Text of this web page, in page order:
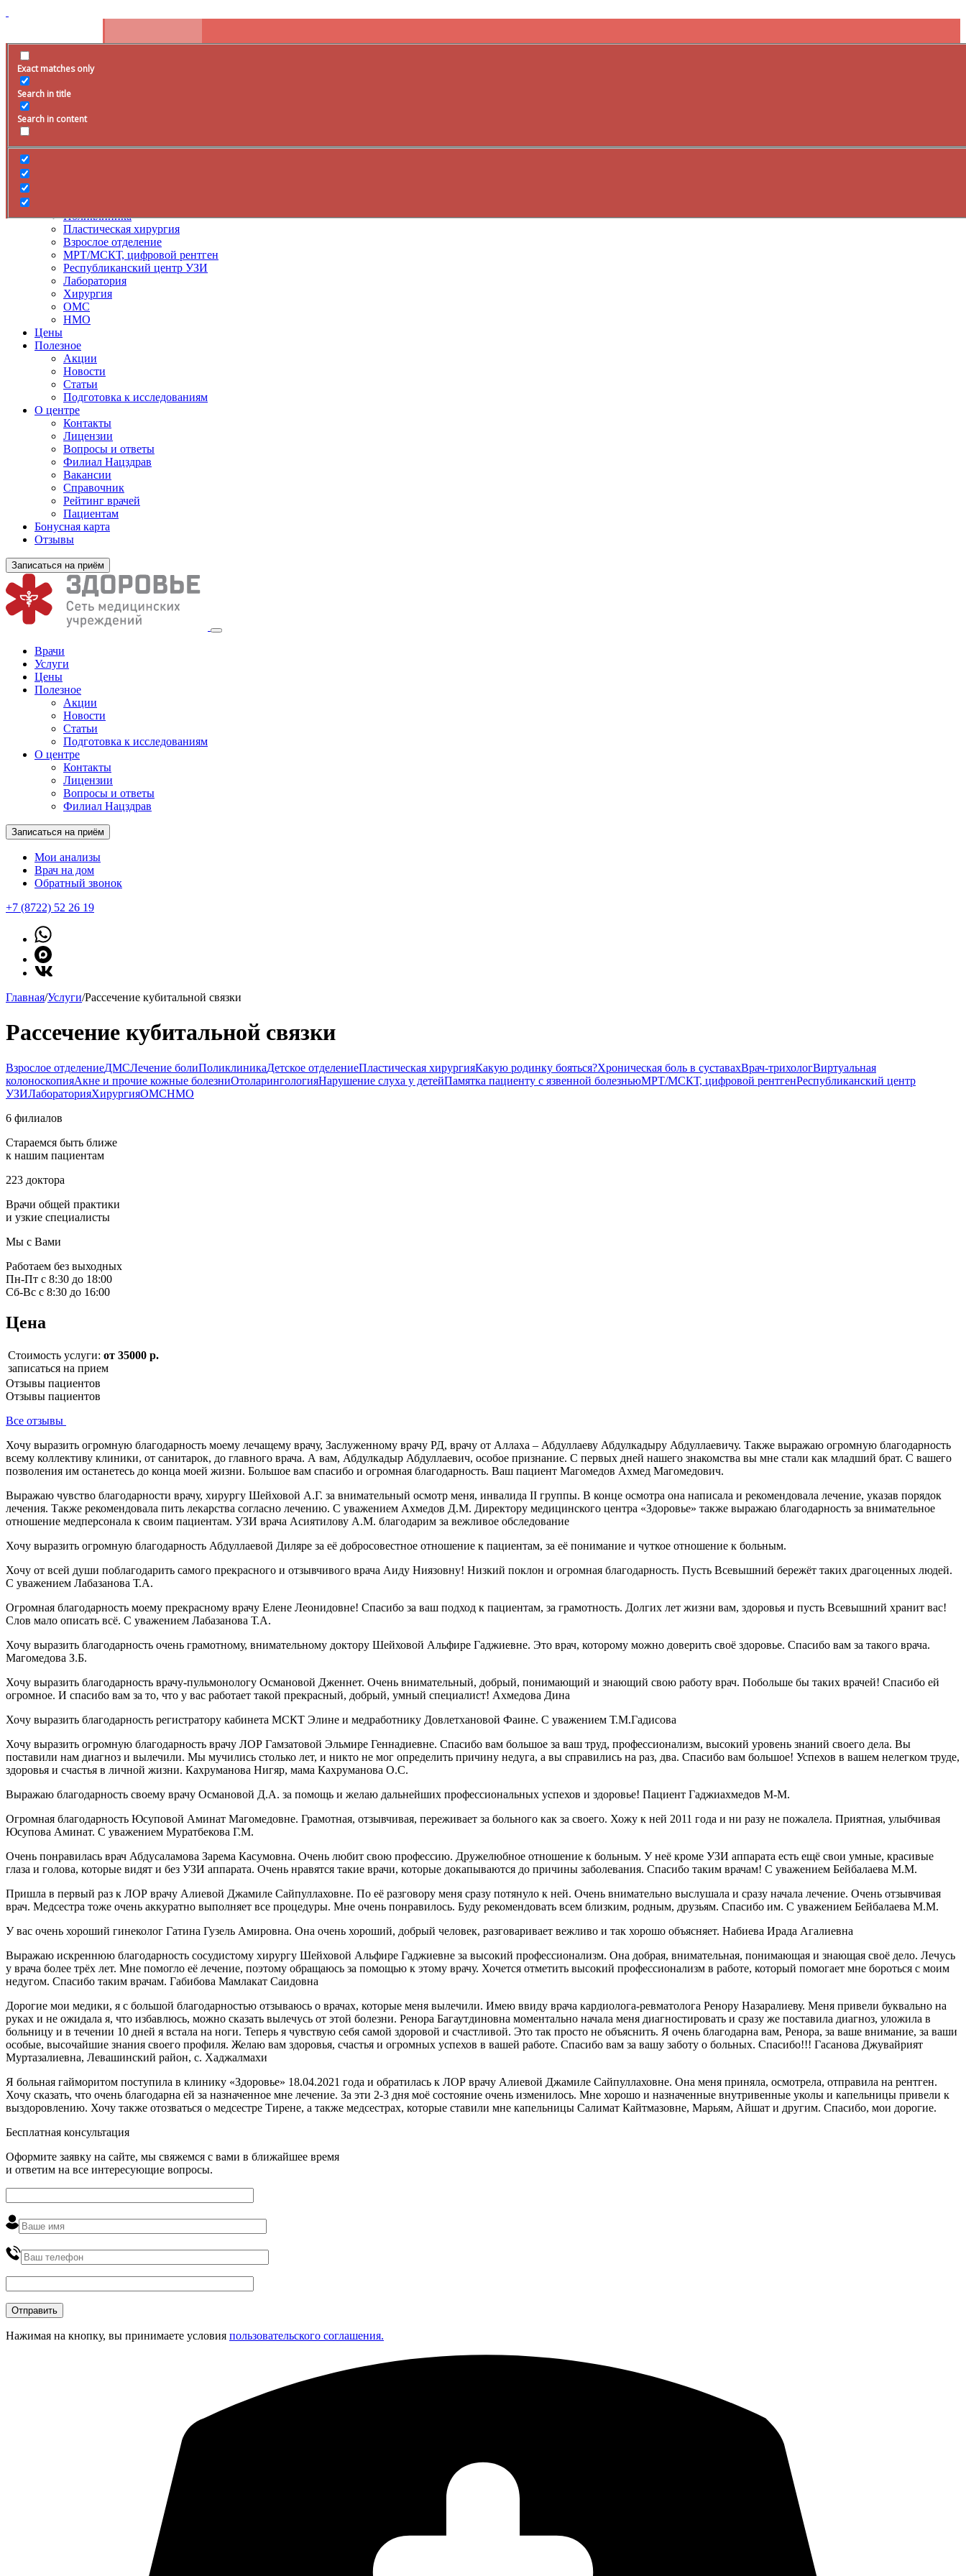
Exact matches only
Search in title
Search in content
Расписание
+79285399105 Время работы
Поликлиника
Пластическая хирургия
Взрослое отделение
МРТ/МСКТ, цифровой рентген
Республиканский центр УЗИ
Лаборатория
Хирургия
ОМС
НМО
Цены
Полезное
Акции
Новости
Статьи
Подготовка к исследованиям
О центре
Контакты
Лицензии
Вопросы и ответы
Филиал Нацздрав
Вакансии
Справочник
Рейтинг врачей
Пациентам
Бонусная карта
Отзывы
Записаться на приём
Врачи
Услуги
Цены
Полезное
Акции
Новости
Статьи
Подготовка к исследованиям
О центре
Контакты
Лицензии
Вопросы и ответы
Филиал Нацздрав
Записаться на приём
Мои анализы
Врач на дом
Обратный звонок
+7 (8722) 52 26 19
Главная/Услуги/Рассечение кубитальной связки
Рассечение кубитальной связки
Взрослое отделениеДМСЛечение болиПоликлиникаДетское отделениеПластическая хирургияКакую родинку бояться?Хроническая боль в суставахВрач-трихологВиртуальная
колоноскопияАкне и прочие кожные болезниОтоларингологияНарушение слуха у детейПамятка пациенту с язвенной болезньюМРТ/МСКТ, цифровой рентгенРеспубликанский центр
УЗИЛабораторияХирургияОМСНМО
6 филиалов
Стараемся быть ближе
к нашим пациентам
223 доктора
Врачи общей практики
и узкие специалисты
Мы с Вами
Работаем без выходных
Пн-Пт с 8:30 до 18:00
Сб-Вс с 8:30 до 16:00
Цена
Стоимость услуги: от 35000 р.
записаться на прием
Отзывы пациентов
Отзывы пациентов
Все отзывы
Хочу выразить огромную благодарность моему лечащему врачу, Заслуженному врачу РД, врачу от Аллаха – Абдуллаеву Абдулкадыру Абдуллаевичу. Также выражаю огромную благодарность
всему коллективу клиники, от санитарок, до главного врача. А вам, Абдулкадыр Абдуллаевич, особое признание. С первых дней нашего знакомства вы мне стали как младший брат. С вашего
позволения им останетесь до конца моей жизни. Большое вам спасибо и огромная благодарность. Ваш пациент Магомедов Ахмед Магомедович.
Выражаю чувство благодарности врачу, хирургу Шейховой А.Г. за внимательный осмотр меня, инвалида II группы. В конце осмотра она написала и рекомендовала лечение, указав порядок
лечения. Также рекомендовала пить лекарства согласно лечению. С уважением Ахмедов Д.М. Директору медицинского центра «Здоровье» также выражаю благодарность за внимательное
отношение медперсонала к своим пациентам. УЗИ врача Асиятилову А.М. благодарим за вежливое обследование
Хочу выразить огромную благодарность Абдуллаевой Диляре за её добросовестное отношение к пациентам, за её понимание и чуткое отношение к больным.
Хочу от всей души поблагодарить самого прекрасного и отзывчивого врача Аиду Ниязовну! Низкий поклон и огромная благодарность. Пусть Всевышний бережёт таких драгоценных людей.
С уважением Лабазанова Т.А.
Огромная благодарность моему прекрасному врачу Елене Леонидовне! Спасибо за ваш подход к пациентам, за грамотность. Долгих лет жизни вам, здоровья и пусть Всевышний хранит вас!
Слов мало описать всё. С уважением Лабазанова Т.А.
Хочу выразить благодарность очень грамотному, внимательному доктору Шейховой Альфире Гаджиевне. Это врач, которому можно доверить своё здоровье. Спасибо вам за такого врача.
Магомедова З.Б.
Хочу выразить благодарность врачу-пульмонологу Османовой Дженнет. Очень внимательный, добрый, понимающий и знающий свою работу врач. Побольше бы таких врачей! Спасибо ей
огромное. И спасибо вам за то, что у вас работает такой прекрасный, добрый, умный специалист! Ахмедова Дина
Хочу выразить благодарность регистратору кабинета МСКТ Элине и медработнику Довлетхановой Фаине. С уважением Т.М.Гадисова
Хочу выразить огромную благодарность врачу ЛОР Гамзатовой Эльмире Геннадиевне. Спасибо вам большое за ваш труд, профессионализм, высокий уровень знаний своего дела. Вы
поставили нам диагноз и вылечили. Мы мучились столько лет, и никто не мог определить причину недуга, а вы справились на раз, два. Спасибо вам большое! Успехов в вашем нелегком труде,
здоровья и счастья в личной жизни. Кахруманова Нигяр, мама Кахруманова О.С.
Выражаю благодарность своему врачу Османовой Д.А. за помощь и желаю дальнейших профессиональных успехов и здоровье! Пациент Гаджиахмедов М-М.
Огромная благодарность Юсуповой Аминат Магомедовне. Грамотная, отзывчивая, переживает за больного как за своего. Хожу к ней 2011 года и ни разу не пожалела. Приятная, улыбчивая
Юсупова Аминат. С уважением Муратбекова Г.М.
Очень понравилась врач Абдусаламова Зарема Касумовна. Очень любит свою профессию. Дружелюбное отношение к больным. У неё кроме УЗИ аппарата есть ещё свои умные, красивые
глаза и голова, которые видят и без УЗИ аппарата. Очень нравятся такие врачи, которые докапываются до причины заболевания. Спасибо таким врачам! С уважением Бейбалаева М.М.
Пришла в первый раз к ЛОР врачу Алиевой Джамиле Сайпуллаховне. По её разговору меня сразу потянуло к ней. Очень внимательно выслушала и сразу начала лечение. Очень отзывчивая
врач. Медсестра тоже очень аккуратно выполняет все процедуры. Мне очень понравилось. Буду рекомендовать всем близким, родным, друзьям. Спасибо им. С уважением Бейбалаева М.М.
У вас очень хороший гинеколог Гатина Гузель Амировна. Она очень хороший, добрый человек, разговаривает вежливо и так хорошо объясняет. Набиева Ирада Агалиевна
Выражаю искреннюю благодарность сосудистому хирургу Шейховой Альфире Гаджиевне за высокий профессионализм. Она добрая, внимательная, понимающая и знающая своё дело. Лечусь
у врача более трёх лет. Мне помогло её лечение, поэтому обращаюсь за помощью к этому врачу. Хочется отметить высокий профессионализм в работе, который помогает мне бороться с моим
недугом. Спасибо таким врачам. Габибова Мамлакат Саидовна
Дорогие мои медики, я с большой благодарностью отзываюсь о врачах, которые меня вылечили. Имею ввиду врача кардиолога-ревматолога Ренору Назаралиеву. Меня привели буквально на
руках и не ожидала я, что избавлюсь, можно сказать вылечусь от этой болезни. Ренора Багаутдиновна моментально начала меня диагностировать и сразу же поставила диагноз, уложила в
больницу и в течении 10 дней я встала на ноги. Теперь я чувствую себя самой здоровой и счастливой. Это так просто не объяснить. Я очень благодарна вам, Ренора, за ваше внимание, за ваши
особые, высочайшие знания своего профиля. Желаю вам здоровья, счастья и огромных успехов в вашей работе. Спасибо вам за вашу заботу о больных. Спасибо!!! Гасанова Джувайрият
Муртазалиевна, Левашинский район, с. Хаджалмахи
Я больная гайморитом поступила в клинику «Здоровье» 18.04.2021 года и обратилась к ЛОР врачу Алиевой Джамиле Сайпуллаховне. Она меня приняла, осмотрела, отправила на рентген.
Хочу сказать, что очень благодарна ей за назначенное мне лечение. За эти 2-3 дня моё состояние очень изменилось. Мне хорошо и назначенные внутривенные уколы и капельницы привели к
выздоровлению. Хочу также отозваться о медсестре Тирене, а также медсестрах, которые ставили мне капельницы Салимат Кайтмазовне, Марьям, Айшат и другим. Спасибо, мои дорогие.
Бесплатная консультация
Оформите заявку на сайте, мы свяжемся с вами в ближайшее время
и ответим на все интересующие вопросы.
Нажимая на кнопку, вы принимаете условия пользовательского соглашения.